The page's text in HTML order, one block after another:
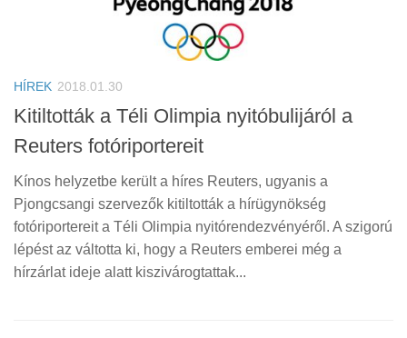
HÍREK 2018.01.30
Kitiltották a Téli Olimpia nyitóbulijáról a
Reuters fotóriportereit
Kínos helyzetbe került a híres Reuters, ugyanis a
Pjongcsangi szervezők kitiltották a hírügynökség
fotóriportereit a Téli Olimpia nyitórendezvényéről. A szigorú
lépést az váltotta ki, hogy a Reuters emberei még a
hírzárlat ideje alatt kiszivárogtattak...